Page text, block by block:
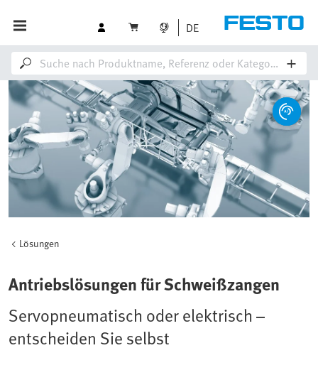
DE
Lösungen
Antriebslösungen für Schweißzangen
Servopneumatisch oder elektrisch –
entscheiden Sie selbst